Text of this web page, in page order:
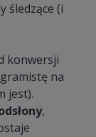
śledzące (i
konwersji
na
jest).
,